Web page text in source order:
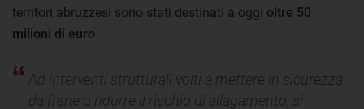
territori abruzzesi sono stati destinati a oggi oltre 50
milioni di euro.
Ad interventi strutturali volti a mettere in sicurezza
da frane o ridurre il rischio di allagamento, si